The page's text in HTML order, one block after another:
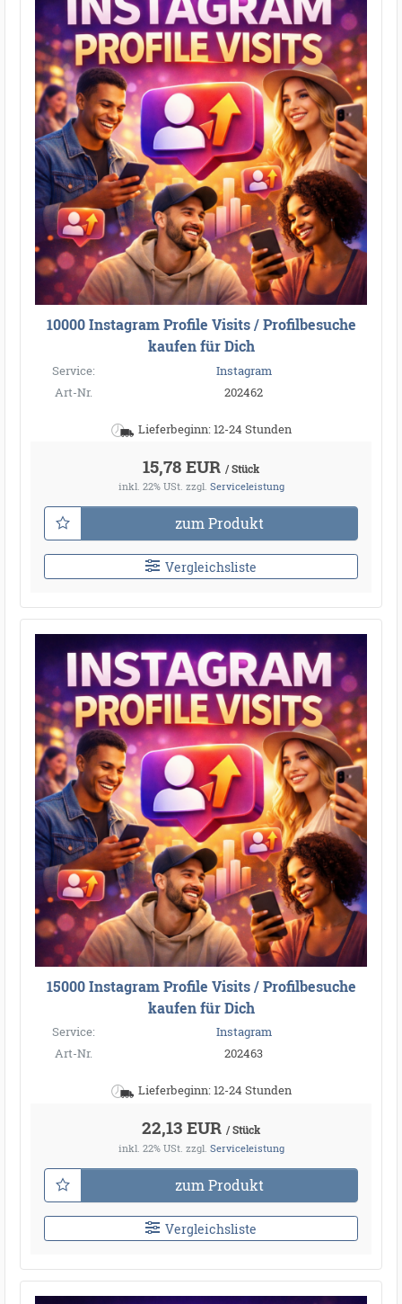
10000 Instagram Profile Visits / Profilbesuche
kaufen für Dich
Service:
Instagram
Art-Nr.
202462
Lieferbeginn: 12-24 Stunden
15,78 EUR / Stück
inkl. 22% USt. zzgl. Serviceleistung
zum Produkt
Vergleichsliste
15000 Instagram Profile Visits / Profilbesuche
kaufen für Dich
Service:
Instagram
Art-Nr.
202463
Lieferbeginn: 12-24 Stunden
22,13 EUR / Stück
inkl. 22% USt. zzgl. Serviceleistung
zum Produkt
Vergleichsliste